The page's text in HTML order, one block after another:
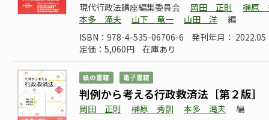
現代行政法講座編集委員会 岡田 正則
榊原
本多 滝夫
山下 竜一 山田 洋
編
ISBN：978-4-535-06706-6
発刊年月： 2022.05
定価：5,060円
在庫あり
紙の書籍 電子書籍
判例から考える行政救済法［第２版］
岡田 正則 榊原 秀訓 本多 滝夫
編